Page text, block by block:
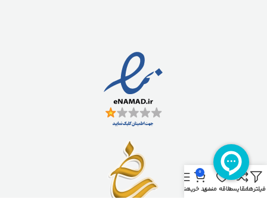
فیلترهامقایسهعلاقه مندی
0
سبد خریدمنو